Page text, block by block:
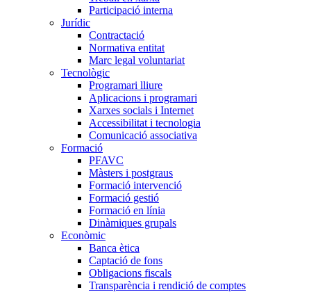
Participació interna
Jurídic
Contractació
Normativa entitat
Marc legal voluntariat
Tecnològic
Programari lliure
Aplicacions i programari
Xarxes socials i Internet
Accessibilitat i tecnologia
Comunicació associativa
Formació
PFAVC
Màsters i postgraus
Formació intervenció
Formació gestió
Formació en línia
Dinàmiques grupals
Econòmic
Banca ètica
Captació de fons
Obligacions fiscals
Transparència i rendició de comptes